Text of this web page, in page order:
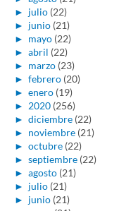
► julio (22)
► junio (21)
► mayo (22)
► abril (22)
► marzo (23)
► febrero (20)
► enero (19)
► 2020 (256)
► diciembre (22)
► noviembre (21)
► octubre (22)
► septiembre (22)
► agosto (21)
► julio (21)
► junio (21)